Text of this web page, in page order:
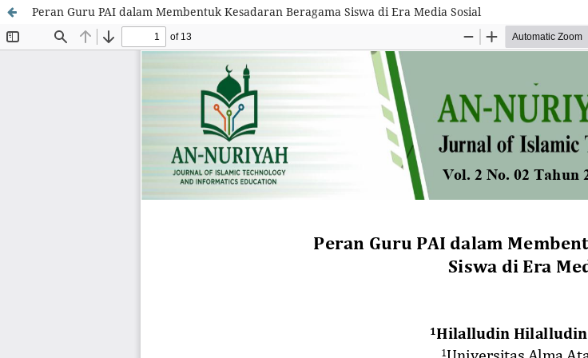
Peran Guru PAI dalam Membentuk Kesadaran Beragama Siswa di Era Media Sosial